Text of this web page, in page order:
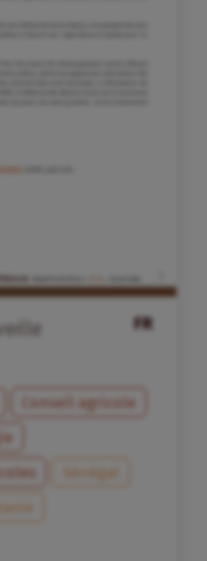
FR
Conseil agricole
Sénégal